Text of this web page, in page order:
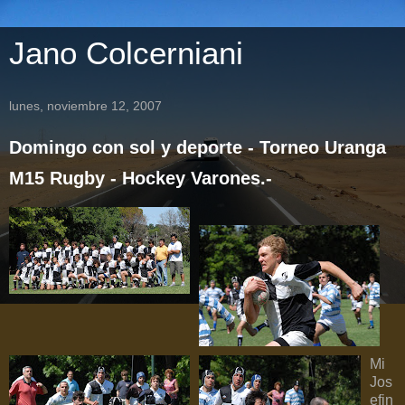
Jano Colcerniani
lunes, noviembre 12, 2007
Domingo con sol y deporte - Torneo Uranga
M15 Rugby - Hockey Varones.-
Mi
Jos
efin